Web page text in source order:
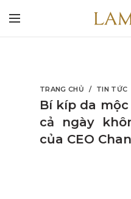
TRANG CHỦ TIN TỨC
Bí kíp da
cả ngày
của CEO